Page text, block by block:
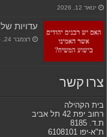
ינואר 12, 2026
עדויות
דצמבר 24, 2025
צרו קשר
בית הקהילה
רחוב יפת 42 תל אביב
ת.ד. 8185
ת"א-יפו 6108101